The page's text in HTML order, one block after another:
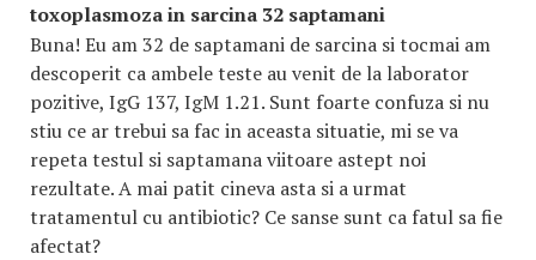
toxoplasmoza in sarcina 32 saptamani
Buna! Eu am 32 de saptamani de sarcina si tocmai am
descoperit ca ambele teste au venit de la laborator
pozitive, IgG 137, IgM 1.21. Sunt foarte confuza si nu
stiu ce ar trebui sa fac in aceasta situatie, mi se va
repeta testul si saptamana viitoare astept noi
rezultate. A mai patit cineva asta si a urmat
tratamentul cu antibiotic? Ce sanse sunt ca fatul sa fie
afectat?